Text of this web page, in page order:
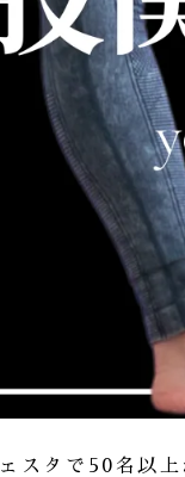
スタで50名以